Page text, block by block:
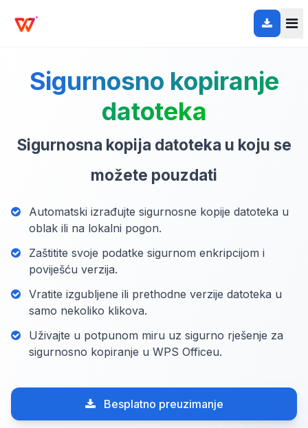
Sigurnosno kopiranje
datoteka
Sigurnosna kopija datoteka u koju se
možete pouzdati
Automatski izrađujte sigurnosne kopije datoteka u
oblak ili na lokalni pogon.
Zaštitite svoje podatke sigurnom enkripcijom i
poviješću verzija.
Vratite izgubljene ili prethodne verzije datoteka u
samo nekoliko klikova.
Uživajte u potpunom miru uz sigurno rješenje za
sigurnosno kopiranje u WPS Officeu.
Besplatno preuzimanje